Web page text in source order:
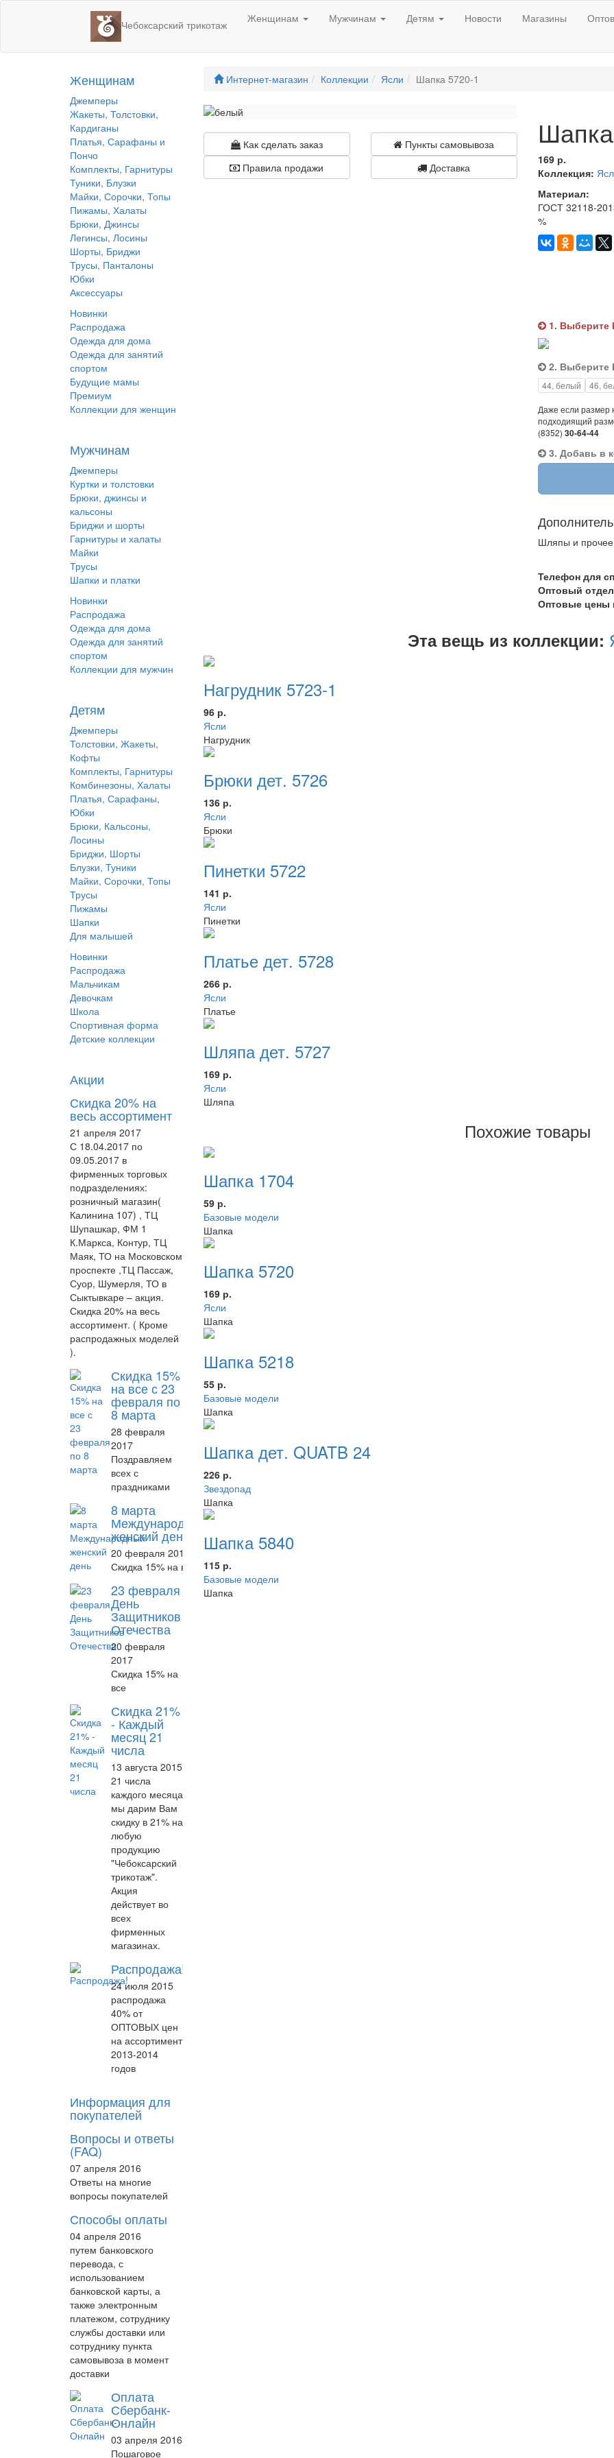
Чебоксарский трикотаж
Женщинам Мужчинам Детям Новости Магазины
Женщинам
Джемперы
Жакеты, Толстовки,
Кардиганы
Платья, Сарафаны и
Пончо
Комплекты, Гарнитуры
Туники, Блузки
Майки, Сорочки, Топы
Пижамы, Халаты
Брюки, Джинсы
Легинсы, Лосины
Шорты, Бриджи
Трусы, Панталоны
Юбки
Аксессуары
Новинки
Распродажа
Одежда для дома
Одежда для занятий
спортом
Будущие мамы
Премиум
Коллекции для женщин
Мужчинам
Джемперы
Куртки и толстовки
Брюки, джинсы и
кальсоны
Бриджи и шорты
Гарнитуры и халаты
Майки
Трусы
Шапки и платки
Новинки
Распродажа
Одежда для дома
Одежда для занятий
спортом
Коллекции для мужчин
Детям
Джемперы
Толстовки, Жакеты,
Кофты
Комплекты, Гарнитуры
Комбинезоны, Халаты
Платья, Сарафаны,
Юбки
Брюки, Кальсоны,
Лосины
Бриджи, Шорты
Блузки, Туники
Майки, Сорочки, Топы
Трусы
Пижамы
Шапки
Для малышей
Новинки
Распродажа
Мальчикам
Девочкам
Школа
Спортивная форма
Детские коллекции
Акции
Скидка 20% на
весь ассортимент
21 апреля 2017
С 18.04.2017 по
09.05.2017 в
фирменных торговых
подразделениях:
розничный магазин(
Калинина 107) , ТЦ
Шупашкар, ФМ 1
К.Маркса, Контур, ТЦ
Маяк, ТО на Московском
проспекте ,ТЦ Пассаж,
Суор, Шумерля, ТО в
Сыктывкаре – акция.
Скидка 20% на весь
ассортимент. ( Кроме
распродажных моделей
).
Скидка 15%
на все с 23
февраля по
8 марта
28 февраля
2017
Поздравляем
всех с
праздниками
8 марта
Международный
женский день
20 февраля 2017
Скидка 15% на все
23 февраля
День
Защитников
Отечества
20 февраля
2017
Скидка 15% на
все
Скидка 21%
- Каждый
месяц 21
числа
13 августа 2015
21 числа
каждого месяца
мы дарим Вам
скидку в 21% на
любую
продукцию
"Чебоксарский
трикотаж".
Акция
действует во
всех
фирменных
магазинах.
Распродажа!
24 июля 2015
распродажа
40% от
ОПТОВЫХ цен
на ассортимент
2013-2014
годов
Информация для
покупателей
Вопросы и ответы
(FAQ)
07 апреля 2016
Ответы на многие
вопросы покупателей
Способы оплаты
04 апреля 2016
путем банковского
перевода, с
использованием
банковской карты, а
также электронным
платежом, сотруднику
службы доставки или
сотруднику пункта
самовывоза в момент
доставки
Оплата
Сбербанк-
Онлайн
03 апреля 2016
Пошаговое
Интернет-магазин Коллекции Ясли Шапка 5720-1
Как сделать заказ
Пункты самовывоза
Правила продажи
Доставка
169 р.
Коллекция:
Материал:
ГОСТ 32118-
%
1. Выберите
2. Выберите
44, белый 46,
Даже если размер
подходиящий
(8352) 30-64-44
3. Добавь в
Шляпы и прочее
Телефон для
Оптовый
Оптовые цены
Эта вещь из коллекции:
Нагрудник 5723-1
96 р.
Ясли
Нагрудник
Брюки дет. 5726
136 р.
Ясли
Брюки
Пинетки 5722
141 р.
Ясли
Пинетки
Платье дет. 5728
266 р.
Ясли
Платье
Шляпа дет. 5727
169 р.
Ясли
Шляпа
Похожие товары
Шапка 1704
59 р.
Базовые модели
Шапка
Шапка 5720
169 р.
Ясли
Шапка
Шапка 5218
55 р.
Базовые модели
Шапка
Шапка дет. QUATB 24
226 р.
Звездопад
Шапка
Шапка 5840
115 р.
Базовые модели
Шапка